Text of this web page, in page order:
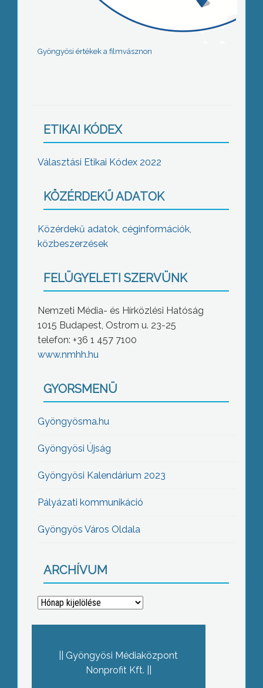
Gyöngyösi értékek a filmvásznon
ETIKAI KÓDEX
Választási Etikai Kódex 2022
KÖZÉRDEKŰ ADATOK
Közérdekű adatok, céginformációk,
közbeszerzések
FELÜGYELETI SZERVÜNK
Nemzeti Média- és Hírközlési Hatóság
1015 Budapest, Ostrom u. 23-25
telefon: +36 1 457 7100
www.nmhh.hu
GYORSMENÜ
Gyöngyösma.hu
Gyöngyösi Újság
Gyöngyösi Kalendárium 2023
Pályázati kommunikáció
Gyöngyös Város Oldala
ARCHÍVUM
Archívum
Gyöngyösi Médiaközpont
Nonprofit Kft.